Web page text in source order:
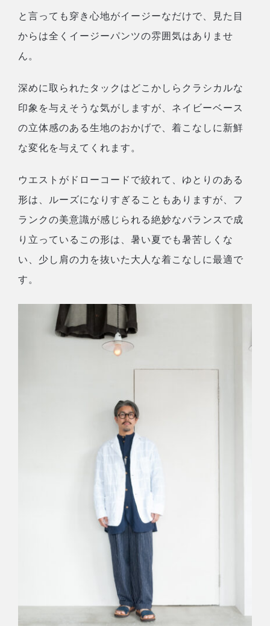
と言っても穿き心地がイージーなだけで、見た目
からは全くイージーパンツの雰囲気はありませ
ん。
深めに取られたタックはどこかしらクラシカルな
印象を与えそうな気がしますが、ネイビーベース
の立体感のある生地のおかげで、着こなしに新鮮
な変化を与えてくれます。
ウエストがドローコードで絞れて、ゆとりのある
形は、ルーズになりすぎることもありますが、フ
ランクの美意識が感じられる絶妙なバランスで成
り立っているこの形は、暑い夏でも暑苦しくな
い、少し肩の力を抜いた大人な着こなしに最適で
す。